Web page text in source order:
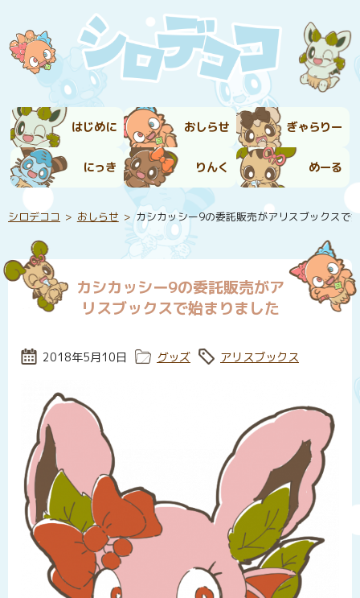
はじめに おしらせ ぎゃらりー
にっき りんく めーる
シロデココ おしらせ カシカッシー9の委託販売がアリスブックスで
カシカッシー9の委託販売がア
リスブックスで始まりました
投稿日:
2018年5月10日 カテゴリー:
グッズ タグ:
アリスブックス